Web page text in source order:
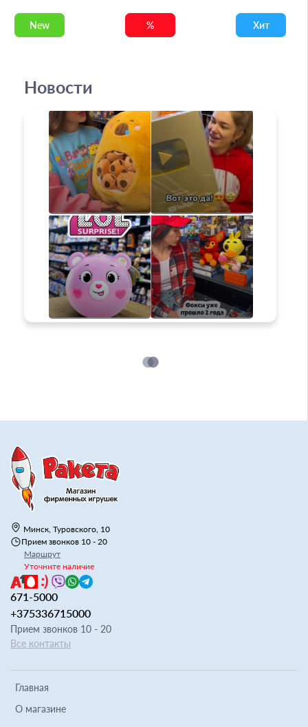
New % Хит
Новости
Главная
О магазине
Минск, Туровского, 10
Прием звонков 10 - 20
Маршрут
Уточните наличие
671-5000
+375336715000
Прием звонков 10 - 20
Все контакты